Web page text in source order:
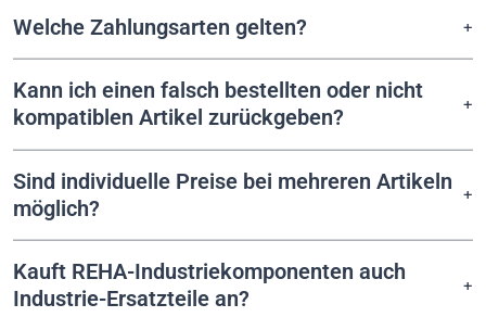
Welche Zahlungsarten gelten?
Kann ich einen falsch bestellten oder nicht
kompatiblen Artikel zurückgeben?
Sind individuelle Preise bei mehreren Artikeln
möglich?
Kauft REHA-Industriekomponenten auch
Industrie-Ersatzteile an?